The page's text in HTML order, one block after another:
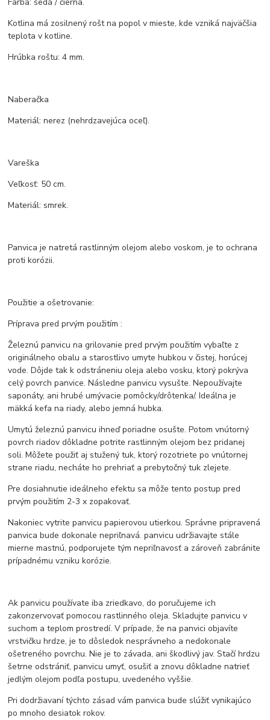
Farba: šedá / čierna.
Kotlina má zosilnený rošt na popol v mieste, kde vzniká najväčšia
teplota v kotline.
Hrúbka roštu: 4 mm.
Naberačka
Materiál: nerez (nehrdzavejúca oceľ).
Vareška
Veľkosť: 50 cm.
Materiál: smrek.
Panvica je natretá rastlinným olejom alebo voskom, je to ochrana
proti korózii.
Použitie a ošetrovanie:
Príprava pred prvým použitím :
Železnú panvicu na grilovanie pred prvým použitím vybaľte z
originálneho obalu a starostlivo umyte hubkou v čistej, horúcej
vode. Dôjde tak k odstráneniu oleja alebo vosku, ktorý pokrýva
celý povrch panvice. Následne panvicu vysušte. Nepoužívajte
saponáty, ani hrubé umývacie pomôcky/drôtenka/. Ideálna je
mäkká kefa na riady, alebo jemná hubka.
Umytú železnú panvicu ihneď poriadne osušte. Potom vnútorný
povrch riadov dôkladne potrite rastlinným olejom bez pridanej
soli. Môžete použiť aj stužený tuk, ktorý rozotriete po vnútornej
strane riadu, necháte ho prehriať a prebytočný tuk zlejete.
Pre dosiahnutie ideálneho efektu sa môže tento postup pred
prvým použitím 2-3 x zopakovať.
Nakoniec vytrite panvicu papierovou utierkou. Správne pripravená
panvica bude dokonale nepriľnavá. panvicu udržiavajte stále
mierne mastnú, podporujete tým nepriľnavosť a zároveň zabránite
prípadnému vzniku korózie.
Ak panvicu používate iba zriedkavo, do poručujeme ich
zakonzervovať pomocou rastlinného oleja. Skladujte panvicu v
suchom a teplom prostredí. V prípade, že na panvici objavíte
vrstvičku hrdze, je to dôsledok nesprávneho a nedokonale
ošetreného povrchu. Nie je to závada, ani škodlivý jav. Stačí hrdzu
šetrne odstrániť, panvicu umyť, osušiť a znovu dôkladne natrieť
jedlým olejom podľa postupu, uvedeného vyššie.
Pri dodržiavaní týchto zásad vám panvica bude slúžiť vynikajúco
po mnoho desiatok rokov.